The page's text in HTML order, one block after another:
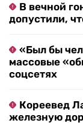
В вечной
допустили,
«Был бы
массовые
соцсетях
Кореевед
железную